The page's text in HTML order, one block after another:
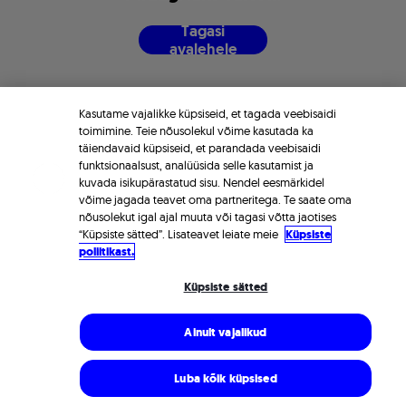
Tagasi
avalehele
Kasutame vajalikke küpsiseid, et tagada veebisaidi
toimimine. Teie nõusolekul võime kasutada ka
täiendavaid küpsiseid, et parandada veebisaidi
funktsionaalsust, analüüsida selle kasutamist ja
kuvada isikupärastatud sisu. Nendel eesmärkidel
võime jagada teavet oma partneritega. Te saate oma
nõusolekut igal ajal muuta või tagasi võtta jaotises
“Küpsiste sätted”. Lisateavet leiate meie Küpsiste
poliitikast.
Küpsiste sätted
Ainult vajalikud
Luba kõik küpsised